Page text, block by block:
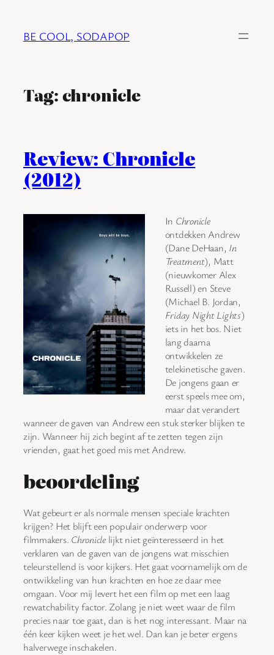
BE COOL, SODAPOP
Tag:chronicle
Review: Chronicle
(2012)
In Chronicle
ontdekken Andrew
(Dane DeHaan, In
Treatment), Matt
(nieuwkomer Alex
Russell) en Steve
(Michael B. Jordan,
Friday Night Lights)
iets in het bos. Niet
lang daarna
ontwikkelen ze
telekinetische gaven.
De jongens gaan er
eerst speels mee om,
maar dat verandert
wanneer de gaven van Andrew een stuk sterker blijken te
zijn. Wanneer hij zich begint af te zetten tegen zijn
vrienden, gaat het goed mis met Andrew.
beoordeling
Wat gebeurt er als normale mensen speciale krachten
krijgen? Het blijft een populair onderwerp voor
filmmakers. Chroniclelijkt niet geïnteresseerd in het
verklaren van de gaven van de jongens wat misschien
teleurstellend is voor kijkers. Het gaat voornamelijk om de
ontwikkeling van hun krachten en hoe ze daar mee
omgaan. Voor mij levert het een film op met een laag
rewatchability factor. Zolang je niet weet waar de film
precies naar toe gaat, dan is het nog interessant. Maar na
één keer kijken weet je het wel. Dan kan je beter ergens
halverwege inschakelen.